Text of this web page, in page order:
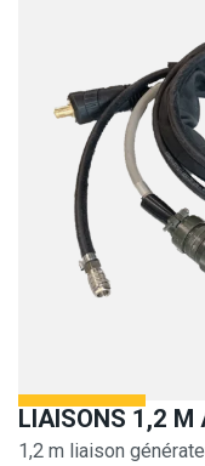
LIAISONS 1,2 M
1,2 m liaison